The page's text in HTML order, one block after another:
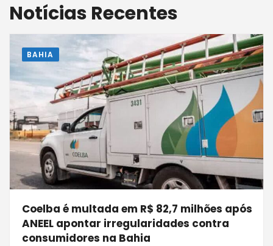
Notícias Recentes
BAHIA
Coelba é multada em R$ 82,7 milhões após
ANEEL apontar irregularidades contra
consumidores na Bahia